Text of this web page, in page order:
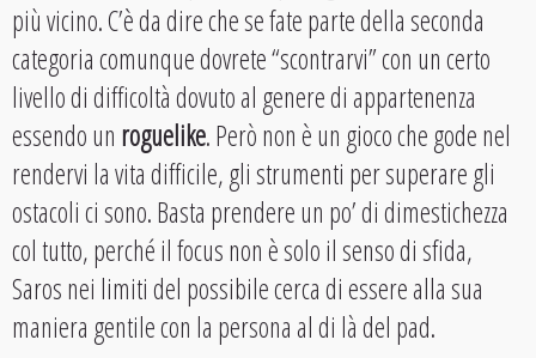
più vicino. C’è da dire che se fate parte della seconda
categoria comunque dovrete “scontrarvi” con un certo
livello di difficoltà dovuto al genere di appartenenza
essendo un roguelike. Però non è un gioco che gode nel
rendervi la vita difficile, gli strumenti per superare gli
ostacoli ci sono. Basta prendere un po’ di dimestichezza
col tutto, perché il focus non è solo il senso di sfida,
Saros nei limiti del possibile cerca di essere alla sua
maniera gentile con la persona al di là del pad.